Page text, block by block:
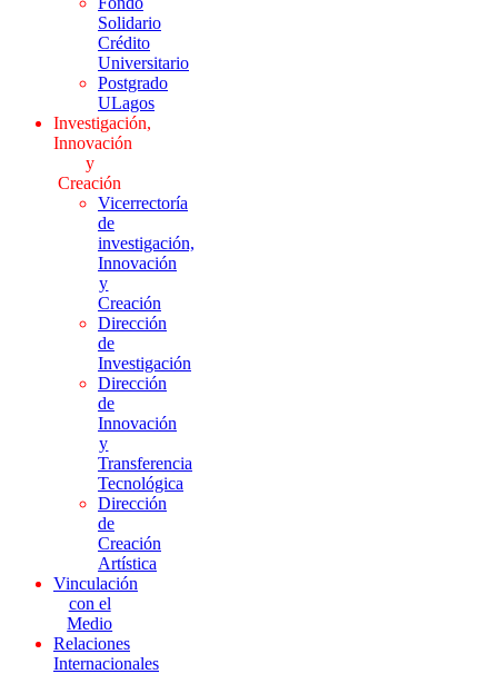
Solidario
Crédito
Universitario
Postgrado
ULagos
Investigación,
Innovación
y
Creación
Vicerrectoría
de
investigación,
Innovación
y
Creación
Dirección
de
Investigación
Dirección
de
Innovación
y
Transferencia
Tecnológica
Dirección
de
Creación
Artística
Vinculación
con el
Medio
Relaciones
Internacionales